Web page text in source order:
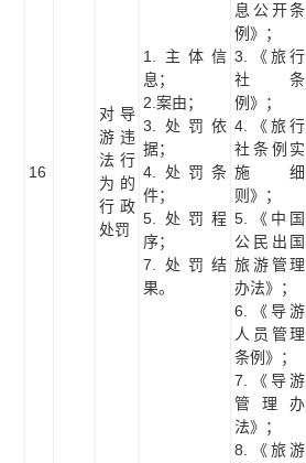
16
对导
游违
法行
为的
行政
处罚
1.主体信
息；
2.案由；
3.处罚依
据；
4.处罚条
件；
5.处罚程
序；
7.处罚结
果。
息公开条
例》；
3.《旅行
社条
例》；
4.《旅行
社条例实
施细
则》；
5.《中国
公民出国
旅游管理
办法》；
6.《导游
人员管理
条例》；
7.《导游
管理办
法》；
8.《旅游